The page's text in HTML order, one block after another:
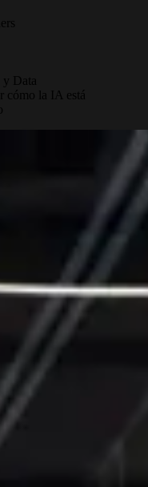
y Data
cómo la IA está